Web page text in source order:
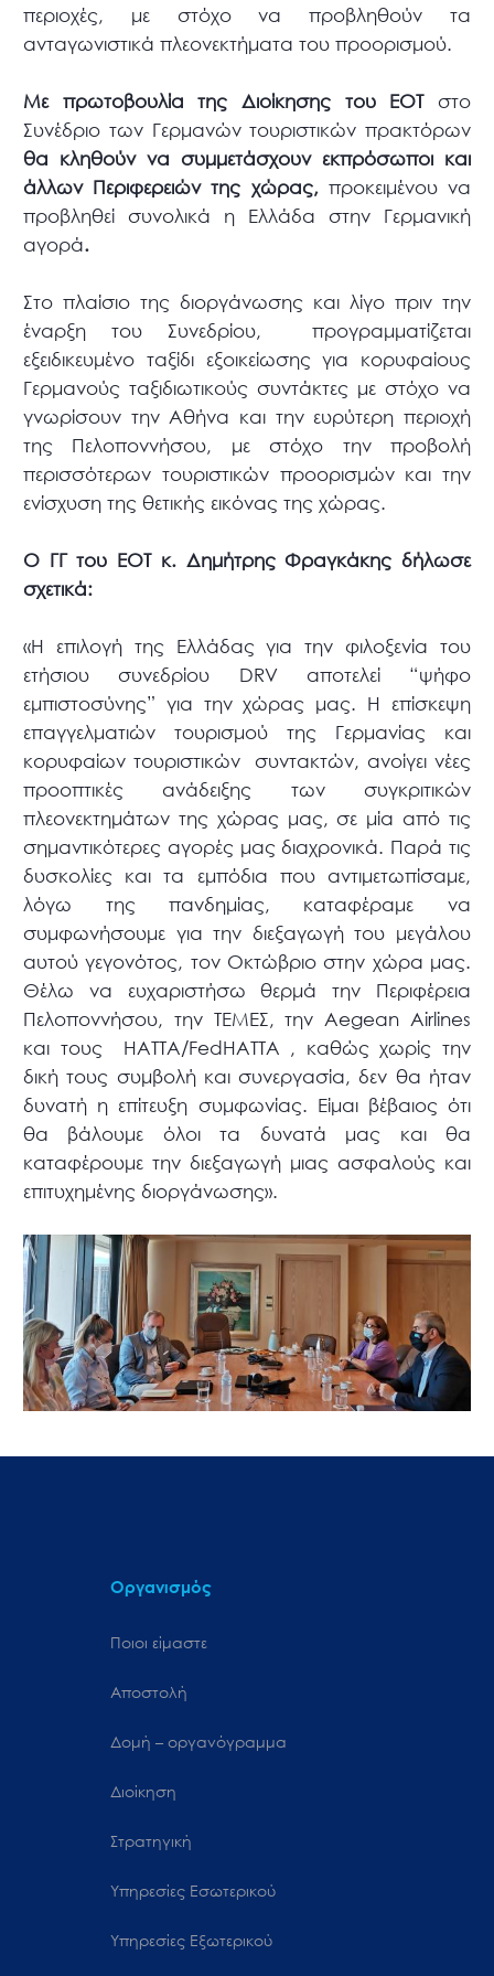
περιοχές, με στόχο να προβληθούν τα
ανταγωνιστικά πλεονεκτήματα του προορισμού.
Με πρωτοβουλία της Διοίκησης του ΕΟΤ στο
Συνέδριο των Γερμανών τουριστικών πρακτόρων
θα κληθούν να συμμετάσχουν εκπρόσωποι και
άλλων Περιφερειών της χώρας, προκειμένου να
προβληθεί συνολικά η Ελλάδα στην Γερμανική
αγορά.
Στο πλαίσιο της διοργάνωσης και λίγο πριν την
έναρξη του Συνεδρίου, προγραμματίζεται
εξειδικευμένο ταξίδι εξοικείωσης για κορυφαίους
Γερμανούς ταξιδιωτικούς συντάκτες με στόχο να
γνωρίσουν την Αθήνα και την ευρύτερη περιοχή
της Πελοποννήσου, με στόχο την προβολή
περισσότερων τουριστικών προορισμών και την
ενίσχυση της θετικής εικόνας της χώρας.
Ο ΓΓ του ΕΟΤ κ. Δημήτρης Φραγκάκης δήλωσε
σχετικά:
«Η επιλογή της Ελλάδας για την φιλοξενία του
ετήσιου συνεδρίου DRV αποτελεί “ψήφο
εμπιστοσύνης” για την χώρας μας. Η επίσκεψη
επαγγελματιών τουρισμού της Γερμανίας και
κορυφαίων τουριστικών συντακτών, ανοίγει νέες
προοπτικές ανάδειξης των συγκριτικών
πλεονεκτημάτων της χώρας μας, σε μία από τις
σημαντικότερες αγορές μας διαχρονικά. Παρά τις
δυσκολίες και τα εμπόδια που αντιμετωπίσαμε,
λόγω της πανδημίας, καταφέραμε να
συμφωνήσουμε για την διεξαγωγή του μεγάλου
αυτού γεγονότος, τον Οκτώβριο στην χώρα μας.
Θέλω να ευχαριστήσω θερμά την Περιφέρεια
Πελοποννήσου, την ΤΕΜΕΣ, την Aegean Airlines
και τους HATTA/FedHATTA , καθώς χωρίς την
δική τους συμβολή και συνεργασία, δεν θα ήταν
δυνατή η επίτευξη συμφωνίας. Είμαι βέβαιος ότι
θα βάλουμε όλοι τα δυνατά μας και θα
καταφέρουμε την διεξαγωγή μιας ασφαλούς και
επιτυχημένης διοργάνωσης».
Οργανισμός
Ποιοι είμαστε
Αποστολή
Δομή – οργανόγραμμα
Διοίκηση
Στρατηγική
Υπηρεσίες Εσωτερικού
Υπηρεσίες Εξωτερικού